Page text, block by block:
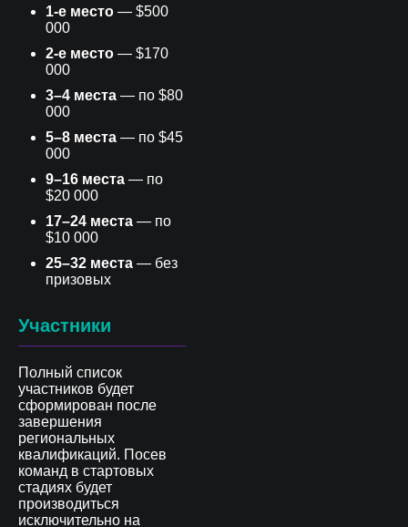
1-е место — $500
000
2-е место — $170
000
3–4 места — по $80
000
5–8 места — по $45
000
9–16 места — по
$20 000
17–24 места — по
$10 000
25–32 места — без
призовых
Участники
Полный список
участников будет
сформирован после
завершения
региональных
квалификаций. Посев
команд в стартовых
стадиях будет
производиться
исключительно на